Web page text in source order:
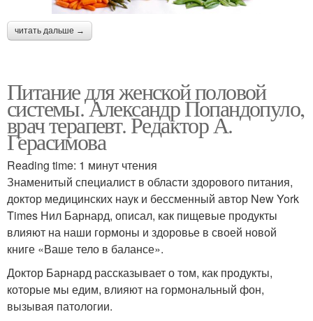
читать дальше →
Питание для женской половой
системы. Александр Попандопуло,
врач терапевт. Редактор А.
Герасимова
Reading time: 1 минут чтения
Знаменитый специалист в области здорового питания,
доктор медицинских наук и бессменный автор New York
Times Нил Барнард, описал, как пищевые продукты
влияют на наши гормоны и здоровье в своей новой
книге «Ваше тело в балансе».
Доктор Барнард рассказывает о том, как продукты,
которые мы едим, влияют на гормональный фон,
вызывая патологии.